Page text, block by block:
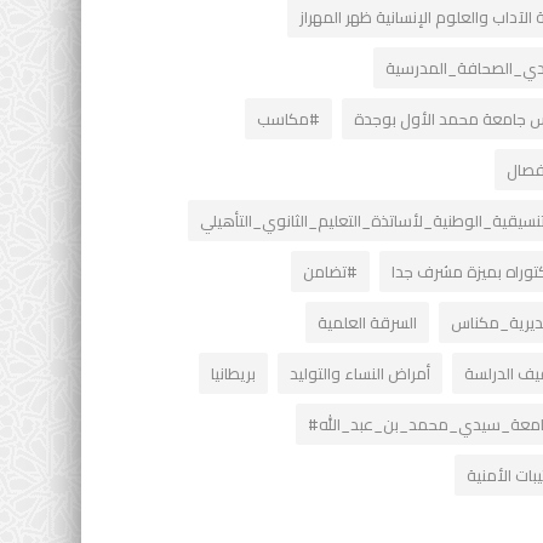
الآداب والعلوم الإنسانية ظهر المهراز
جامعة محمد الأول بوجدة
#مكاسب
بميزة مشرف جدا
#تضامن
السرقة العلمية
الدرلسة
أمراض النساء والتوليد
بريطانيا
الأمنية